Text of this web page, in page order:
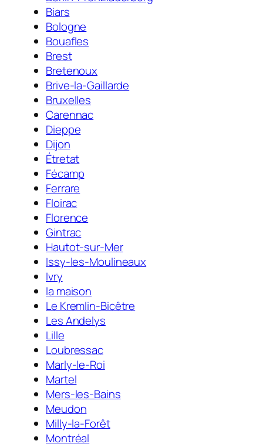
Biars
Bologne
Bouafles
Brest
Bretenoux
Brive-la-Gaillarde
Bruxelles
Carennac
Dieppe
Dijon
Étretat
Fécamp
Ferrare
Floirac
Florence
Gintrac
Hautot-sur-Mer
Issy-les-Moulineaux
Ivry
la maison
Le Kremlin-Bicêtre
Les Andelys
Lille
Loubressac
Marly-le-Roi
Martel
Mers-les-Bains
Meudon
Milly-la-Forêt
Montréal